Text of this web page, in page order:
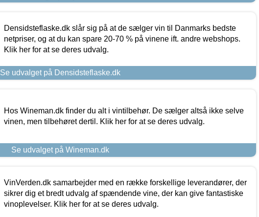
Densidsteflaske.dk slår sig på at de sælger vin til Danmarks bedste
netpriser, og at du kan spare 20-70 % på vinene ift. andre webshops.
Klik her for at se deres udvalg.
Se udvalget på Densidsteflaske.dk
Hos Wineman.dk finder du alt i vintilbehør. De sælger altså ikke selve
vinen, men tilbehøret dertil. Klik her for at se deres udvalg.
Se udvalget på Wineman.dk
VinVerden.dk samarbejder med en række forskellige leverandører, der
sikrer dig et bredt udvalg af spændende vine, der kan give fantastiske
vinoplevelser. Klik her for at se deres udvalg.